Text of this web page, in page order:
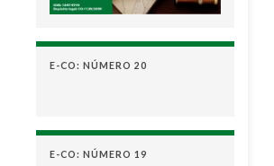
E-CO: NÚMERO 20
E-CO: NÚMERO 19